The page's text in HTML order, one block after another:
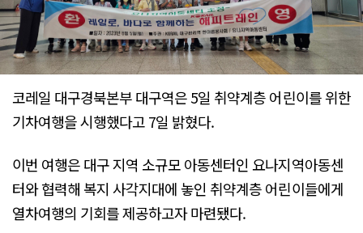
코레일 대구경북본부 대구역은 5일 취약계층 어린이를 위한
기차여행을 시행했다고 7일 밝혔다.
이번 여행은 대구 지역 소규모 아동센터인 요나지역아동센
터와 협력해 복지 사각지대에 놓인 취약계층 어린이들에게
열차여행의 기회를 제공하고자 마련됐다.